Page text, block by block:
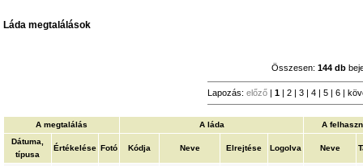
Láda megtalálások
Összesen:144 db
Lapozás:előző |1 2 3 4 5 6
A megtalálás A láda
A
Dátuma,
típusa
Értékelése Fotó Kódja Neve Elrejtése Logolva Neve